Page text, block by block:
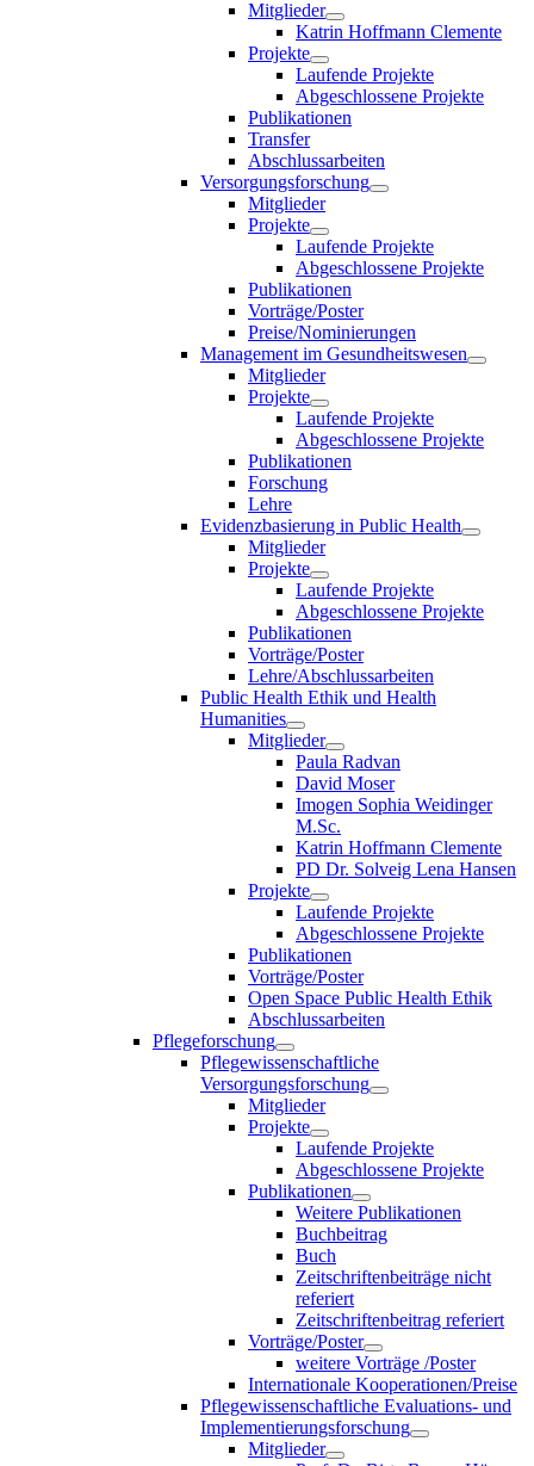
Mitglieder
Katrin Hoffmann Clemente
Projekte
Laufende Projekte
Abgeschlossene Projekte
Publikationen
Transfer
Abschlussarbeiten
Versorgungsforschung
Mitglieder
Projekte
Laufende Projekte
Abgeschlossene Projekte
Publikationen
Vorträge/Poster
Preise/Nominierungen
Management im Gesundheitswesen
Mitglieder
Projekte
Laufende Projekte
Abgeschlossene Projekte
Publikationen
Forschung
Lehre
Evidenzbasierung in Public Health
Mitglieder
Projekte
Laufende Projekte
Abgeschlossene Projekte
Publikationen
Vorträge/Poster
Lehre/Abschlussarbeiten
Public Health Ethik und Health
Humanities
Mitglieder
Paula Radvan
David Moser
Imogen Sophia Weidinger
M.Sc.
Katrin Hoffmann Clemente
PD Dr. Solveig Lena Hansen
Projekte
Laufende Projekte
Abgeschlossene Projekte
Publikationen
Vorträge/Poster
Open Space Public Health Ethik
Abschlussarbeiten
Pflegeforschung
Pflegewissenschaftliche
Versorgungsforschung
Mitglieder
Projekte
Laufende Projekte
Abgeschlossene Projekte
Publikationen
Weitere Publikationen
Buchbeitrag
Buch
Zeitschriftenbeiträge nicht
referiert
Zeitschriftenbeitrag referiert
Vorträge/Poster
weitere Vorträge /Poster
Internationale Kooperationen/Preise
Pflegewissenschaftliche Evaluations- und
Implementierungsforschung
Mitglieder